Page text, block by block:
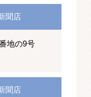
聞店
地の9号
聞店